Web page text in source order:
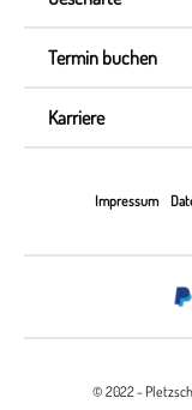
Termin buchen
Karriere
Impressum
© 2022 -